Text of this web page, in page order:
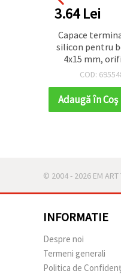
3.64 Lei
Capace
silicon pentru
4x15 mm,
mm - pachet
COD:
Adaugă în Coş
© 2004 - 2026 EM
INFORMATIE
Despre noi
Termeni generali
Politica de